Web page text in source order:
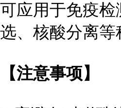
可应用于免疫检
选、核酸分离等
【注意事项】